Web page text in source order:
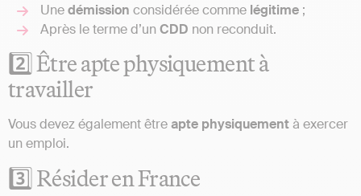
Unedémission considérée comme légitime ;
Après le terme d’un CDD non reconduit.
2️⃣ Être apte physiquement à
travailler
Vous devez également êtreapte physiquementà exercer
un emploi.
3️⃣ Résider en France